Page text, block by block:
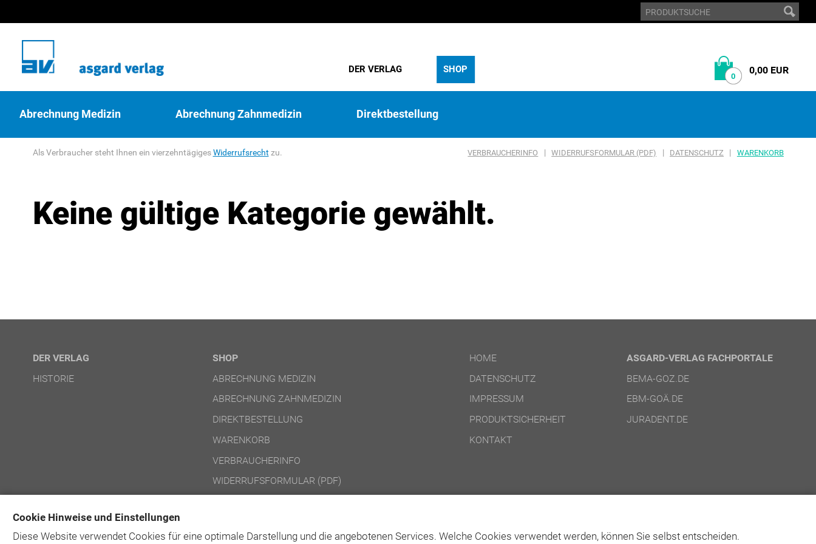
Cookie Hinweise und Einstellungen
Diese Website verwendet Cookies für eine optimale Darstellung und die angebotenen Services. Welche Cookies verwendet werden, können Sie selbst entscheiden.
DER VERLAG SHOP
0 0,00 EUR
Abrechnung Medizin Abrechnung Zahnmedizin Direktbestellung
Als Verbraucher steht Ihnen ein vierzehntägigesWiderrufsrecht zu. VERBRAUCHERINFO | WIDERRUFSFORMULAR (PDF) | DATENSCHUTZ | WARENKORB
Keine gültige Kategorie gewählt.
DER VERLAG
HISTORIE
SHOP
ABRECHNUNG MEDIZIN
ABRECHNUNG ZAHNMEDIZIN
DIREKTBESTELLUNG
WARENKORB
VERBRAUCHERINFO
WIDERRUFSFORMULAR (PDF)
HOME
DATENSCHUTZ
IMPRESSUM
PRODUKTSICHERHEIT
KONTAKT
ASGARD-VERLAG FACHPORTALE
BEMA-GOZ.DE
EBM-GOÄ.DE
JURADENT.DE